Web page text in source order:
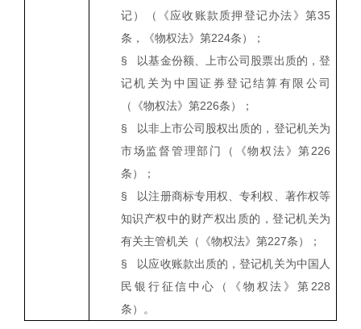
记）（《应收账款质押登记办法》第35
条，《物权法》第224条）；
§
以基金份额、上市公司股票出质的，登
记机关为中国证券登记结算有限公司
（《物权法》第226条）；
§
以非上市公司股权出质的，登记机关为
市场监督管理部门（《物权法》第226
条）；
§
以注册商标专用权、专利权、著作权等
知识产权中的财产权出质的，登记机关为
有关主管机关（《物权法》第227条）；
§
以应收账款出质的，登记机关为中国人
民银行征信中心（《物权法》第 228
条）。